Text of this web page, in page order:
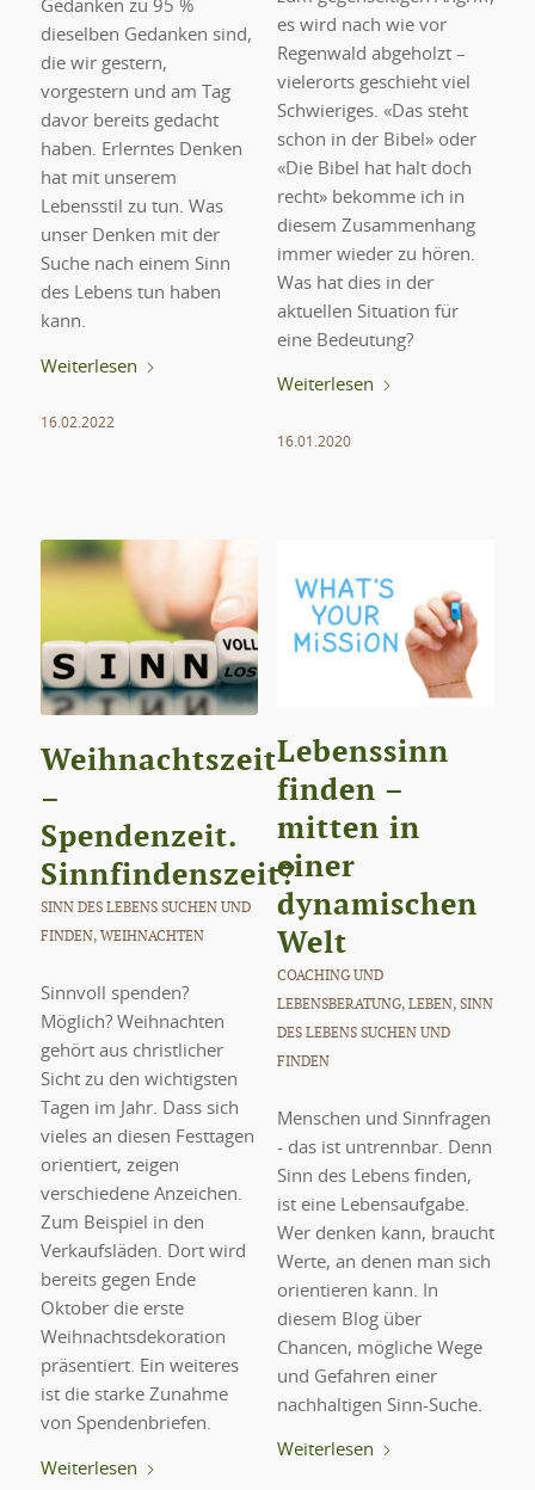
Gedanken zu 95 %
dieselben Gedanken sind,
die wir gestern,
vorgestern und am Tag
davor bereits gedacht
haben. Erlerntes Denken
hat mit unserem
Lebensstil zu tun. Was
unser Denken mit der
Suche nach einem Sinn
des Lebens tun haben
kann.
Weiterlesen
16.02.2022
es wird nach wie vor
Regenwald abgeholzt –
vielerorts geschieht viel
Schwieriges. «Das steht
schon in der Bibel» oder
«Die Bibel hat halt doch
recht» bekomme ich in
diesem Zusammenhang
immer wieder zu hören.
Was hat dies in der
aktuellen Situation für
eine Bedeutung?
Weiterlesen
16.01.2020
Weihnachtszeit
–
Spendenzeit.
Sinnfindenszeit?
SINN DES LEBENS SUCHEN UND
FINDEN, WEIHNACHTEN
Sinnvoll spenden?
Möglich? Weihnachten
gehört aus christlicher
Sicht zu den wichtigsten
Tagen im Jahr. Dass sich
vieles an diesen Festtagen
orientiert, zeigen
verschiedene Anzeichen.
Zum Beispiel in den
Verkaufsläden. Dort wird
bereits gegen Ende
Oktober die erste
Weihnachtsdekoration
präsentiert. Ein weiteres
ist die starke Zunahme
von Spendenbriefen.
Weiterlesen
Lebenssinn
finden –
mitten in
einer
dynamischen
Welt
COACHING UND
LEBENSBERATUNG, LEBEN, SINN
DES LEBENS SUCHEN UND
FINDEN
Menschen und Sinnfragen
- das ist untrennbar. Denn
Sinn des Lebens finden,
ist eine Lebensaufgabe.
Wer denken kann, braucht
Werte, an denen man sich
orientieren kann. In
diesem Blog über
Chancen, mögliche Wege
und Gefahren einer
nachhaltigen Sinn-Suche.
Weiterlesen